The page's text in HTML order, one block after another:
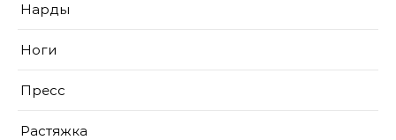
Нарды
Ноги
Пресс
Растяжка